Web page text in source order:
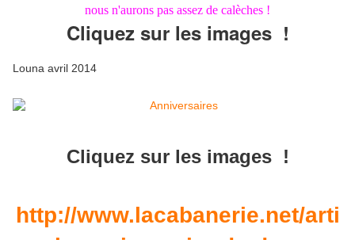
nous n'aurons pas assez de calèches !
Cliquez sur les images !
Louna avril 2014
Cliquez sur les images !
http://www.lacabanerie.net/arti